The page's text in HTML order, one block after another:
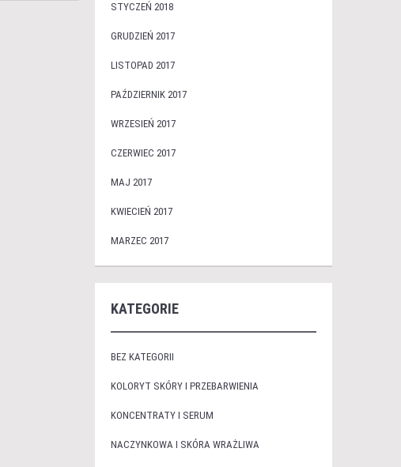
STYCZEŃ 2018
GRUDZIEŃ 2017
LISTOPAD 2017
PAŹDZIERNIK 2017
WRZESIEŃ 2017
CZERWIEC 2017
MAJ 2017
KWIECIEŃ 2017
MARZEC 2017
KATEGORIE
BEZ KATEGORII
KOLORYT SKÓRY I PRZEBARWIENIA
KONCENTRATY I SERUM
NACZYNKOWA I SKÓRA WRAŻLIWA